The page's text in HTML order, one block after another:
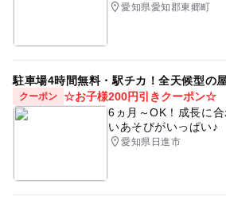
愛知県愛知郡東郷町
駐車場4時間無料・駅チカ！全天候型の
クーポン ☆お子様200円引きクーポン☆
6ヵ月～OK！成長に
いあそびがいっぱい♪
愛知県日進市